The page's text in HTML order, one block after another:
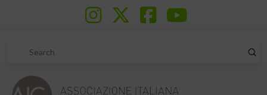
Search